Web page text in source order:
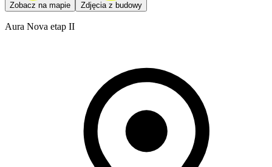
Zobacz na mapie Zdjęcia z budowy
Aura Nova etap II